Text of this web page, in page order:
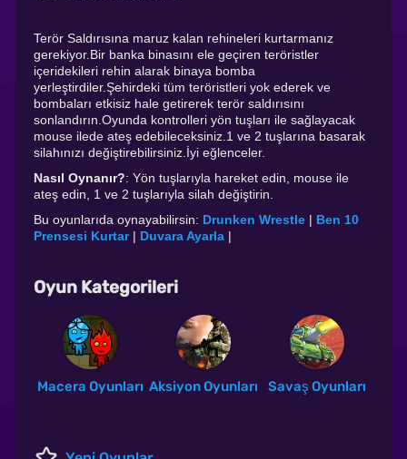
Terör Saldırısına maruz kalan rehineleri kurtarmanız
gerekiyor.Bir banka binasını ele geçiren teröristler
içeridekileri rehin alarak binaya bomba
yerleştirdiler.Şehirdeki tüm teröristleri yok ederek ve
bombaları etkisiz hale getirerek terör saldırısını
sonlandırın.Oyunda kontrolleri yön tuşları ile sağlayacak
mouse ilede ateş edebileceksiniz.1 ve 2 tuşlarına basarak
silahınızı değiştirebilirsiniz.İyi eğlenceler.
Nasıl Oynanır?: Yön tuşlarıyla hareket edin, mouse ile
ateş edin, 1 ve 2 tuşlarıyla silah değiştirin.
Bu oyunlarıda oynayabilirsin: Drunken Wrestle | Ben 10
Prensesi Kurtar| Duvara Ayarla |
Oyun Kategorileri
Macera Oyunları Aksiyon Oyunları Savaş Oyunları